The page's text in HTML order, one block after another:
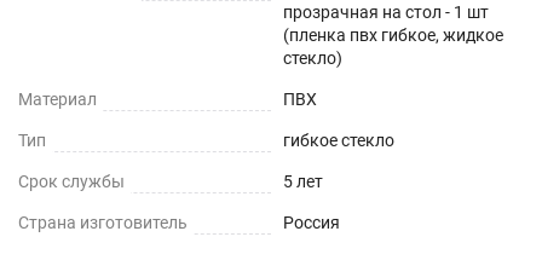
ПОДГОТОВКА К ИСПОЛЬЗОВАНИЮ
на текстурированном столе или скатерти
прозрачная на стол - 1 шт
(пленка пвх гибкое, жидкое
стекло)
Материал ПВХ
Тип гибкое стекло
Срок службы 5 лет
Страна изготовитель Россия